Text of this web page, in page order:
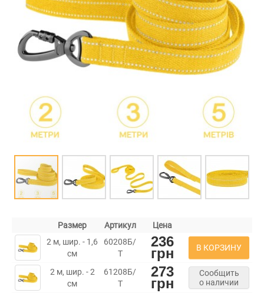
Размер Артикул
Цена
2 м, шир. - 1,6
см
60208Б/
Т
236
грн В КОРЗИНУ
2 м, шир. - 2
см
61208Б/
Т
273
грн
Сообщить
о наличии